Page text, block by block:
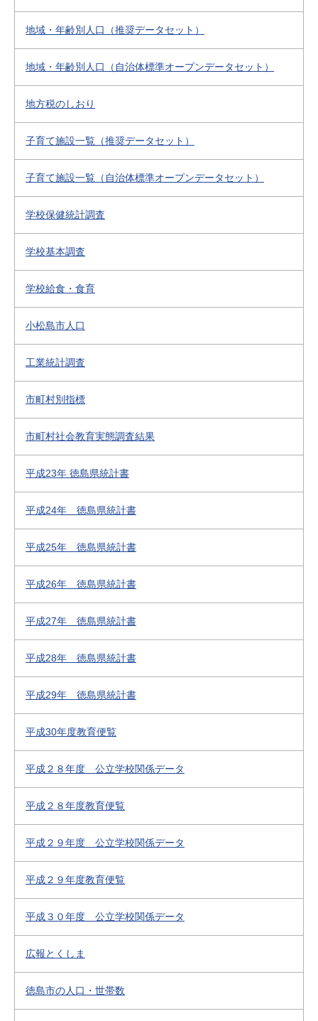
地域・年齢別人口（推奨データセット）
地域・年齢別人口（自治体標準オープンデータセット）
地方税のしおり
子育て施設一覧（推奨データセット）
子育て施設一覧（自治体標準オープンデータセット）
学校保健統計調査
学校基本調査
学校給食・食育
小松島市人口
工業統計調査
市町村別指標
市町村社会教育実態調査結果
平成23年 徳島県統計書
平成24年 徳島県統計書
平成25年 徳島県統計書
平成26年 徳島県統計書
平成27年 徳島県統計書
平成28年 徳島県統計書
平成29年 徳島県統計書
平成30年度教育便覧
平成２８年度 公立学校関係データ
平成２８年度教育便覧
平成２９年度 公立学校関係データ
平成２９年度教育便覧
平成３０年度 公立学校関係データ
広報とくしま
徳島市の人口・世帯数